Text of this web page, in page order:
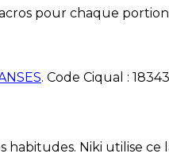
pour chaque
. Code Ciqual : 18343
Niki utilise